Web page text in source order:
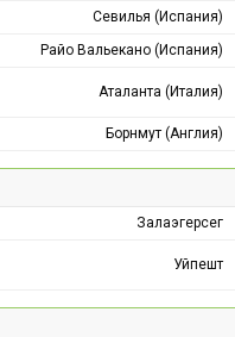
Севилья (Испания)
Райо Вальекано (Испания)
Аталанта (Италия)
Борнмут (Англия)
Залаэгерсег
Уйпешт